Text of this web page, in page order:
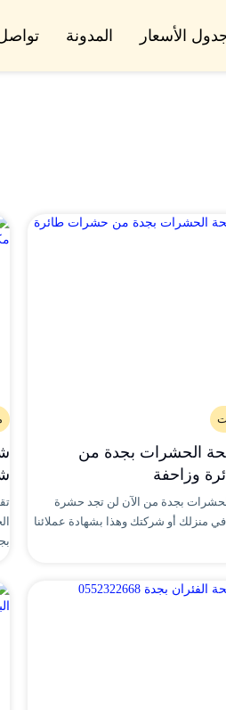
الأسعار المدونة
الحشرات بجدة من
وزاحفة
بجدة من الآن لن تجد حشرة
منزلك أو شركتك وهذا بشهادة عملائنا